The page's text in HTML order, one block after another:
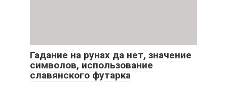
Гадание на рунах да нет, значение
символов, использование
славянского футарка